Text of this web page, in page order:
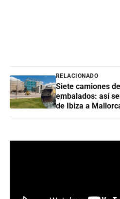
RELACIONADO
Siete camiones
embalados: así
de Ibiza a